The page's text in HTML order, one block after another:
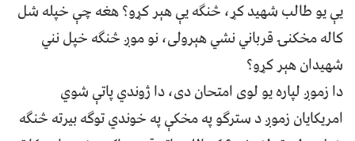
يې يو طالب شهید کړ، څنګه يې هېر کړو؟ هغه چې خپله شل
کاله مخکنۍ قرباني نشي هېرولی، نو موږ څنګه خپل نني
شهيدان هېر کړو؟
دا زموږ لپاره يو لوی امتحان دی، دا ژوندي پاتې شوي
امريکايان زموږ د سترګو په مخکې په خوندي توګه بيرته څنګه